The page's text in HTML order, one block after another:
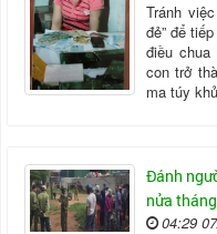
Tránh
đẻ” để
điều
con trở
ma túy
Đánh
nửa
04:29